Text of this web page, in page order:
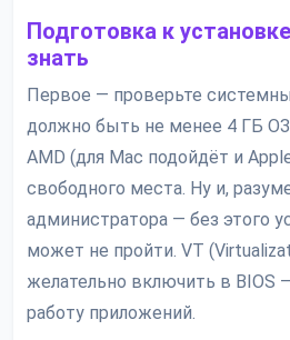
Подготовка к
знать
Первое — проверьте
должно быть не менее 4 ГБ
AMD (для Mac подойдёт и
свободного места. Ну и,
администратора — без этого
может не пройти. VT
желательно включить в BIOS
работу приложений.